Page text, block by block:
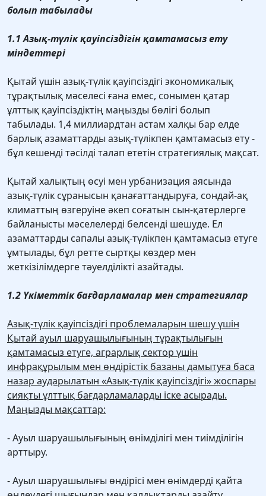
болып табылады
1.1 Азық-түлік қауіпсіздігін қамтамасыз ету
міндеттері
Қытай үшін азық-түлік қауіпсіздігі экономикалық
тұрақтылық мәселесі ғана емес, сонымен қатар
ұлттық қауіпсіздіктің маңызды бөлігі болып
табылады. 1,4 миллиардтан астам халқы бар елде
барлық азаматтарды азық-түлікпен қамтамасыз ету -
бұл кешенді тәсілді талап ететін стратегиялық мақсат.
Қытай халықтың өсуі мен урбанизация аясында
азық-түлік сұранысын қанағаттандыруға, сондай-ақ
климаттың өзгеруіне әкеп соғатын сын-қатерлерге
байланысты мәселелерді белсенді шешуде. Ел
азаматтарды сапалы азық-түлікпен қамтамасыз етуге
ұмтылады, бұл ретте сыртқы көздер мен
жеткізілімдерге тәуелділікті азайтады.
1.2 Үкіметтік бағдарламалар мен стратегиялар
Азық-түлік қауіпсіздігі проблемаларын шешу үшін
Қытай ауыл шаруашылығының тұрақтылығын
қамтамасыз етуге, аграрлық сектор үшін
инфрақұрылым мен өндірістік базаны дамытуға баса
назар аударылатын «Азық-түлік қауіпсіздігі» жоспары
сияқты ұлттық бағдарламаларды іске асырады.
Маңызды мақсаттар:
- Ауыл шаруашылығының өнімділігі мен тиімділігін
арттыру.
- Ауыл шаруашылығы өндiрiсi мен өнiмдердi қайта